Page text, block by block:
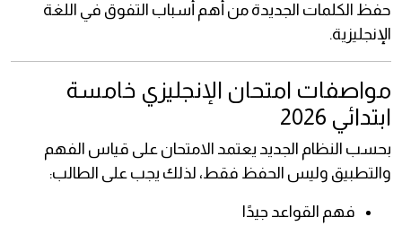
حفظ الكلمات الجديدة من أهم أسباب التفوق في اللغة
الإنجليزية.
مواصفات امتحان الإنجليزي خامسة
ابتدائي 2026
بحسب النظام الجديد يعتمد الامتحان على قياس الفهم
والتطبيق وليس الحفظ فقط، لذلك يجب على الطالب:
فهم القواعد جيدًا